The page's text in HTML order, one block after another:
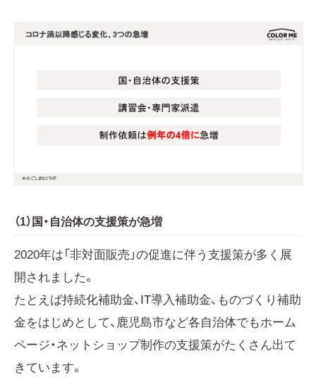
（1）国・自治体の支援策が急増
2020年は「非対面販売」の促進に伴う支援策が多く展
開されました。
たとえば持続化補助金、IT導入補助金、ものづくり補助
金をはじめとして、鹿児島市など各自治体でもホーム
ページ・ネットショップ制作の支援策がたくさん出て
きています。